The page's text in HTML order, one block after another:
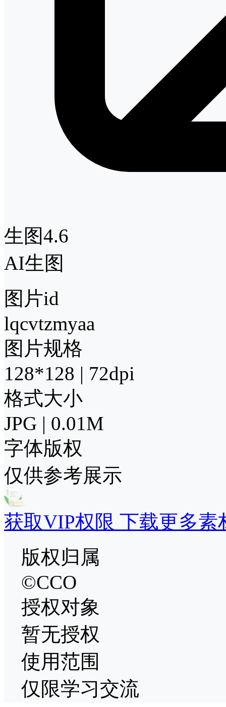
生图4.6
AI生图
图片id
lqcvtzmyaa
图片规格
128*128 | 72dpi
格式大小
JPG | 0.01M
字体版权
仅供参考展示
获取VIP权限 下载更多素
版权归属
©CCO
授权对象
暂无授权
使用范围
仅限学习交流